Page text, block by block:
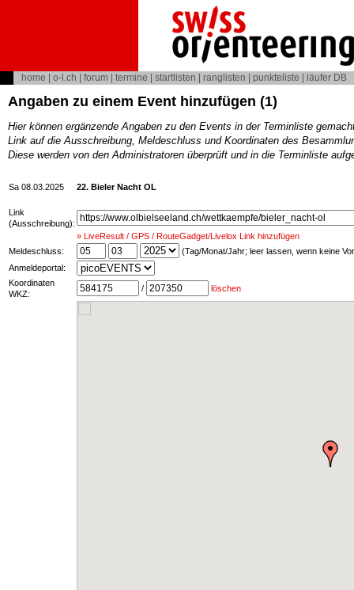
home o-l.ch forum termine startlisten ranglisten punkteliste läufer DB
Angaben zu einem Event hinzufügen (1)
Hier können ergänzende Angaben zu den Events in der Terminliste
Link auf die Ausschreibung, Meldeschluss und Koordinaten des
Diese werden von den Administratoren überprüft und in die Terminliste
Sa 08.03.2025 22. Bieler Nacht OL
Link
(Ausschreibung):
» LiveResult / GPS / RouteGadget/Livelox Link hinzufügen
Meldeschluss:
(Tag/Monat/Jahr; leer lassen, wenn keine
Anmeldeportal:
Koordinaten
WKZ:
/ löschen